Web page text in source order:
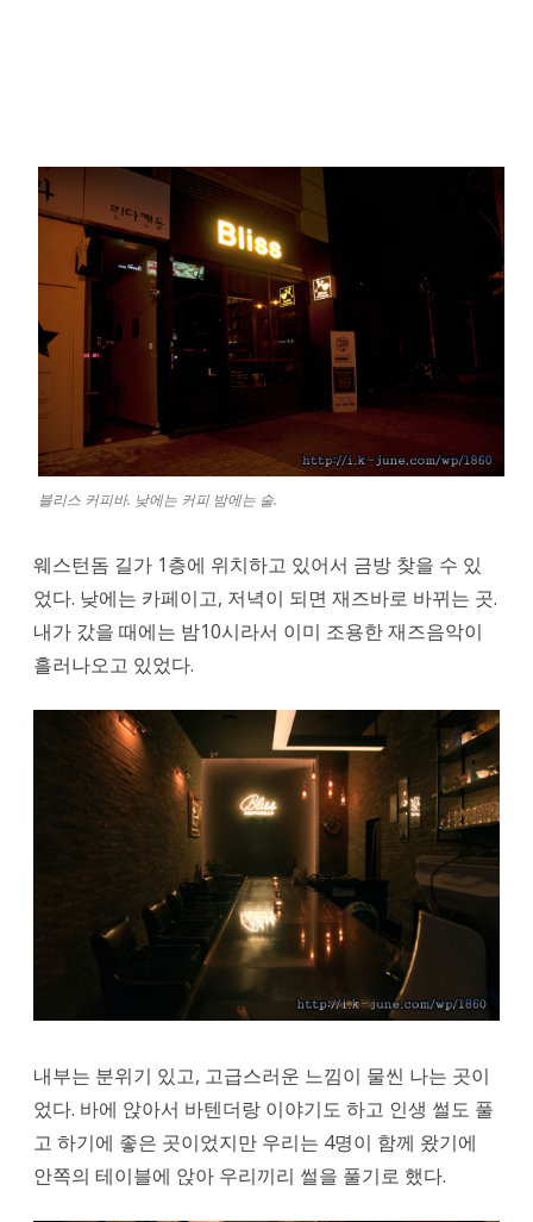
근
처
웨
스
턴
돔
에
는
에
다
왔
다.
블리스 커피바. 낮에는 커피 밤에는 술.
웨스턴돔 길가 1층에 위치하고 있어서 금방 찾을 수 있
었다. 낮에는 카페이고, 저녁이 되면 재즈바로 바뀌는 곳.
내가 갔을 때에는 밤10시라서 이미 조용한 재즈음악이
흘러나오고 있었다.
내부는 분위기 있고, 고급스러운 느낌이 물씬 나는 곳이
었다. 바에 앉아서 바텐더랑 이야기도 하고 인생 썰도 풀
고 하기에 좋은 곳이었지만 우리는 4명이 함께 왔기에
안쪽의 테이블에 앉아 우리끼리 썰을 풀기로 했다.